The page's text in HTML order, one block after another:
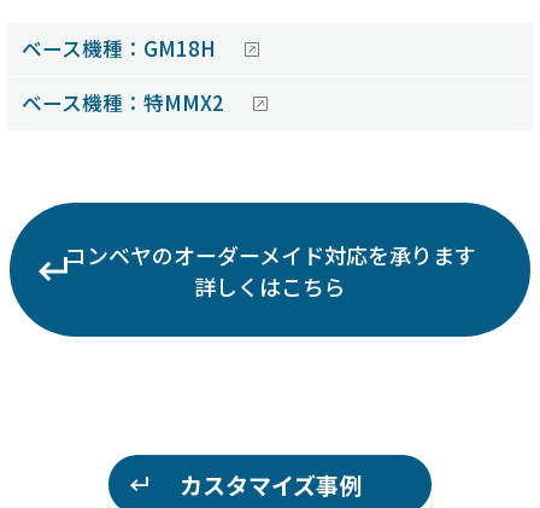
ベース機種：GM18H
ベース機種：特MMX2
コンベヤのオーダーメイド対応を承ります
詳しくはこちら
カスタマイズ事例